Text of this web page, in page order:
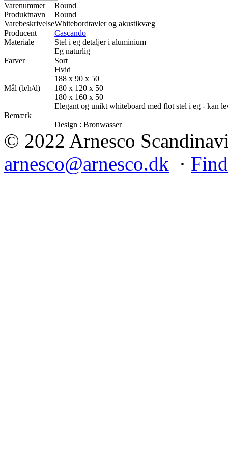
Varenummer
Round
Produktnavn
Round
VarebeskrivelseWhitebordtavler og akustikvæg
Producent
Cascando
Materiale
Stel i eg detaljer i aluminium
Farver
Eg naturlig
Sort
Hvid
Mål (b/h/d)
188 x 90 x 50
180 x 120 x 50
180 x 160 x 50
Bemærk
Elegant og unikt whiteboard med flot stel i eg - kan
Design : Bronwasser
© 2022 Arnesco
arnesco@arnesco.dk ·